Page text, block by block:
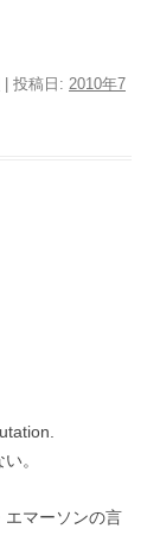
| 投稿日: 2010年7
。
マーソンの言